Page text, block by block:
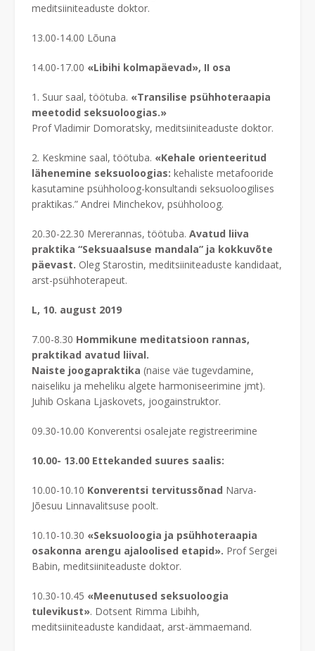
meditsiiniteaduste doktor.
13.00-14.00 Lõuna
14.00-17.00 «Libihi kolmapäevad», II osa
1. Suur saal, töötuba. «Transilise psühhoteraapia
meetodid seksuoloogias.»
Prof Vladimir Domoratsky, meditsiiniteaduste doktor.
2. Keskmine saal, töötuba. «Kehale orienteeritud
lähenemine seksuoloogias: kehaliste metafooride
kasutamine psühholoog-konsultandi seksuoloogilises
praktikas.” Andrei Minchekov, psühholoog.
20.30-22.30 Mererannas, töötuba. Avatud liiva
praktika “Seksuaalsuse mandala” ja kokkuvõte
päevast. Oleg Starostin, meditsiiniteaduste kandidaat,
arst-psühhoterapeut.
L, 10. august 2019
7.00-8.30 Hommikune meditatsioon rannas,
praktikad avatud liival.
Naiste joogapraktika (naise väe tugevdamine,
naiseliku ja meheliku algete harmoniseerimine jmt).
Juhib Oskana Ljaskovets, joogainstruktor.
09.30-10.00 Konverentsi osalejate registreerimine
10.00- 13.00 Ettekanded suures saalis:
10.00-10.10 Konverentsi tervitussõnad Narva-
Jõesuu Linnavalitsuse poolt.
10.10-10.30 «Seksuoloogia ja psühhoteraapia
osakonna arengu ajaloolised etapid». Prof Sergei
Babin, meditsiiniteaduste doktor.
10.30-10.45 «Meenutused seksuoloogia
tulevikust». Dotsent Rimma Libihh,
meditsiiniteaduste kandidaat, arst-ämmaemand.